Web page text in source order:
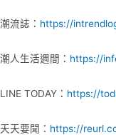
潮流誌： https://
潮人生活週間： https://
LINE TODAY： https://
天天要聞： https://